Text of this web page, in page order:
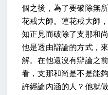
個之後，為了要破除無
花戒大師。蓮花戒大師
知正見而破除了支那和
他是透由辯論的方式，
解。在他還沒有辯論之
看，支那和尚是不是能
許經論內涵的人？他就